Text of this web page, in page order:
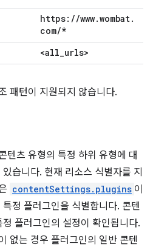
https: //www.wombat.
com/*
<all_urls>
패턴이 지원되지 않습니다.
텐츠 유형의 특정 하위 유형에 대
습니다. 현재 리소스 식별자를 지
contentSettings.plugins 이
정 플러그인을 식별합니다. 콘텐
플러그인의 설정이 확인됩니다.
없는 경우 플러그인의 일반 콘텐